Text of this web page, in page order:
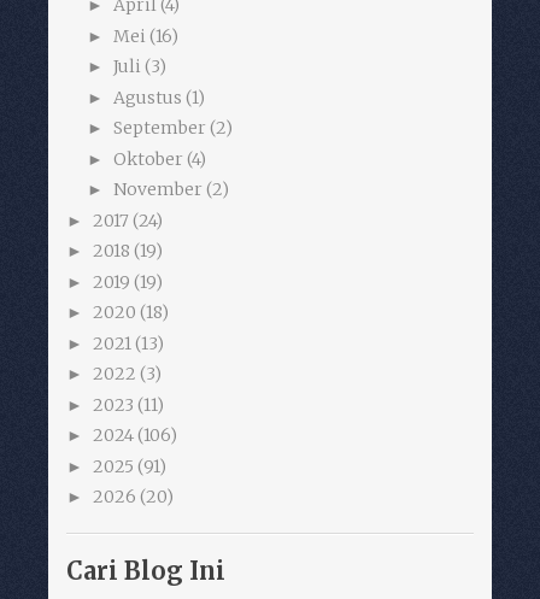
► April(4)
► Mei (16)
► Juli (3)
► Agustus (1)
► September (2)
► Oktober (4)
► November (2)
► 2017 (24)
► 2018 (19)
► 2019 (19)
► 2020 (18)
► 2021 (13)
► 2022 (3)
► 2023 (11)
► 2024(106)
► 2025 (91)
► 2026 (20)
Cari Blog Ini